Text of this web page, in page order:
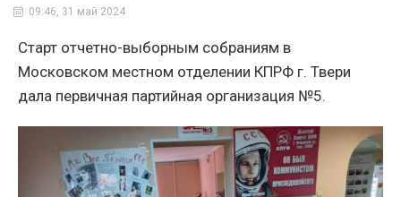
09:46, 31 май 2024
Старт отчетно-выборным собраниям в
Московском местном отделении КПРФ г. Твери
дала первичная партийная организация №5.